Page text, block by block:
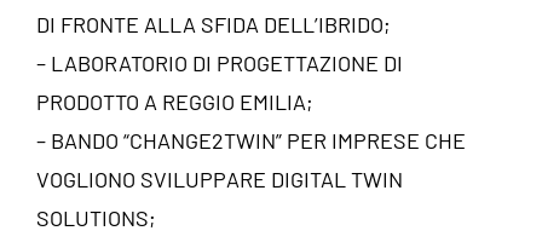
DI FRONTE ALLA SFIDA DELL’IBRIDO;
– LABORATORIO DI PROGETTAZIONE DI
PRODOTTO A REGGIO EMILIA;
– BANDO “CHANGE2TWIN” PER IMPRESE CHE
VOGLIONO SVILUPPARE DIGITAL TWIN
SOLUTIONS;